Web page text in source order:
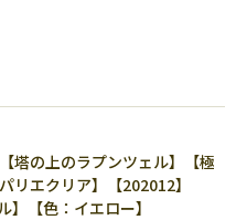
塔の上のラプンツェル】【極
リエクリア】【202012】
】【色：イエロー】